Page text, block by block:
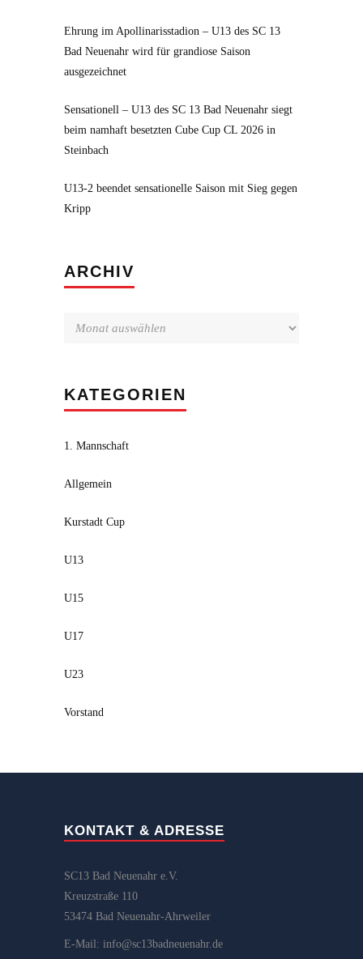
Ehrung im Apollinarisstadion – U13 des SC 13
Bad Neuenahr wird für grandiose Saison
ausgezeichnet
Sensationell – U13 des SC 13 Bad Neuenahr siegt
beim namhaft besetzten Cube Cup CL 2026 in
Steinbach
U13-2 beendet sensationelle Saison mit Sieg gegen
Kripp
ARCHIV
KATEGORIEN
1. Mannschaft
Allgemein
Kurstadt Cup
U13
U15
U17
U23
Vorstand
KONTAKT & ADRESSE
SC13 Bad Neuenahr e.V.
Kreuzstraße 110
53474 Bad Neuenahr-Ahrweiler
E-Mail: info@sc13badneuenahr.de